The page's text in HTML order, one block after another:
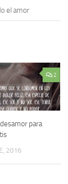
el amor
2
para
2016